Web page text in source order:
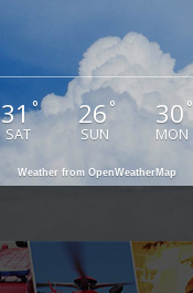
31°
SAT
26°
SUN
30 °
MON
Weather from OpenWeatherMap